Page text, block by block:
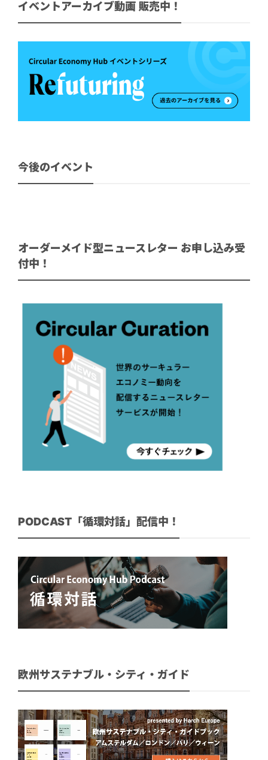
イベントアーカイブ動画 販売中！
今後のイベント
オーダーメイド型ニュースレター お申し込み受
付中！
PODCAST「循環対話」配信中！
欧州サステナブル・シティ・ガイド